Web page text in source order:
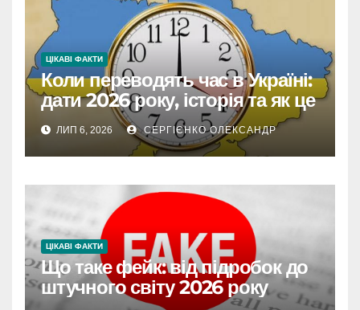
ЦІКАВІ ФАКТИ
Коли переводять час в Україні:
дати 2026 року, історія та як це
впливає на життя
ЛИП 6, 2026 СЕРГІЄНКО ОЛЕКСАНДР
ЦІКАВІ ФАКТИ
Що таке фейк: від підробок до
штучного світу 2026 року